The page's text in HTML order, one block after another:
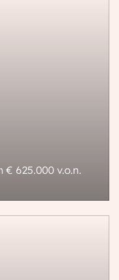
€ 625.000v.o.n.